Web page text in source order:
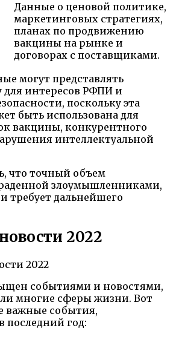
Данные о ценовой политике,
маркетинговых стратегиях,
планах по продвижению
вакцины на рынке и
договорах с поставщиками.
могут представлять
для интересов РФПИ и
поскольку эта
быть использована для
вакцины, конкурентного
интеллектуальной
что точный объем
злоумышленниками,
требует дальнейшего
2022
событиями и новостями,
многие сферы жизни. Вот
важные события,
последний год: